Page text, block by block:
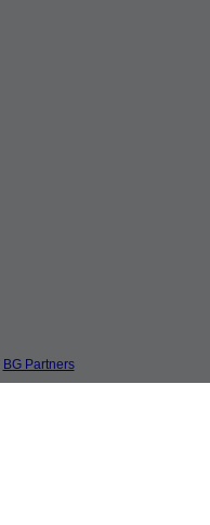
BG Partners